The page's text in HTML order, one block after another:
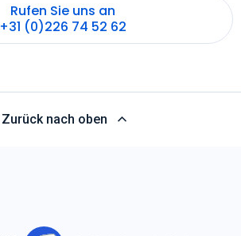
Rufen Sie uns an
+31 (0)226 74 52 62
Zurück nach oben